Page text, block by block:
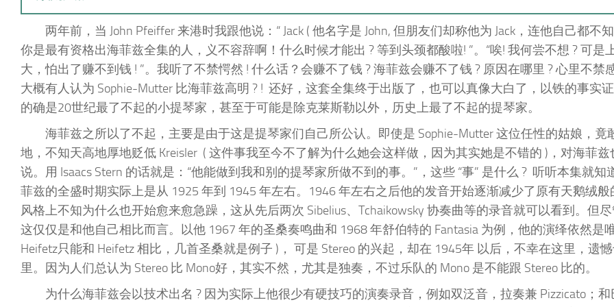
两年前，当 John Pfeiffer 来港时我跟他说：“ Jack ( 他名字是 John, 但朋友们却称他为 Jack，连他自己都不
你是最有资格出海菲兹全集的人，义不容辞啊！什么时候才能出 ? 等到头颈都酸啦! ”。“唉! 我何尝不想 ? 可是
大，怕出了赚不到钱 ! ”。我听了不禁愕然 ! 什么话？会赚不了钱 ? 海菲兹会赚不了钱 ? 原因在哪里 ? 心里不禁
大概有人认为 Sophie-Mutter 比海菲兹高明 ? ! 还好，这套全集终于出版了，也可以真像大白了，以铁的事实
的确是20世纪最了不起的小提琴家，甚至于可能是除克莱斯勒以外，历史上最了不起的提琴家。
海菲兹之所以了不起，主要是由于这是提琴家们自己所公认。即使是 Sophie-Mutter 这位任性的姑娘，竟
地，不知天高地厚地贬低 Kreisler ( 这件事我至今不了解为什么她会这样做，因为其实她是不错的 )，对海菲兹
说。用 Isaacs Stern 的话就是：“他能做到我和别的提琴家所做不到的事。”，这些 “事” 是什么 ? 听听本集就知
菲兹的全盛时期实际上是从 1925 年到 1945 年左右。1946 年左右之后他的发音开始逐渐减少了原有天鹅绒般
风格上不知为什么也开始愈来愈急躁，这从先后两次 Sibelius、Tchaikowsky 协奏曲等的录音就可以看到。但
这仅仅是和他自己相比而言。以他 1967 年的圣桑奏鸣曲和 1968 年舒伯特的 Fantasia 为例，他的演绎依然是
Heifetz只能和 Heifetz 相比，几首圣桑就是例子 )， 可是 Stereo 的兴起，却在 1945年 以后，不幸在这里，遗
里。因为人们总认为 Stereo 比 Mono好，其实不然，尤其是独奏，不过乐队的 Mono 是不能跟 Stereo 比的。
为什么海菲兹会以技术出名 ? 因为实际上他很少有硬技巧的演奏录音，例如双泛音，拉奏兼 Pizzicato；